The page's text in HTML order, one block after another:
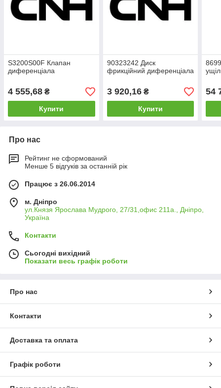
S3200S00F Клапан
диференціала
4 555,68 ₴
Купити
90323242 Диск
фрикційний диференціала
3 920,16₴
Купити
54
Про нас
Рейтинг не сформований
Менше 5 відгуків за останній рік
Працює з 26.06.2014
м. Дніпро
ул.Князя Ярослава Мудрого, 27/31,офис 211а., Дніпро,
Україна
Контакти
Сьогодні вихідний
Показати весь графік роботи
Про нас
Контакти
Доставка та оплата
Графік роботи